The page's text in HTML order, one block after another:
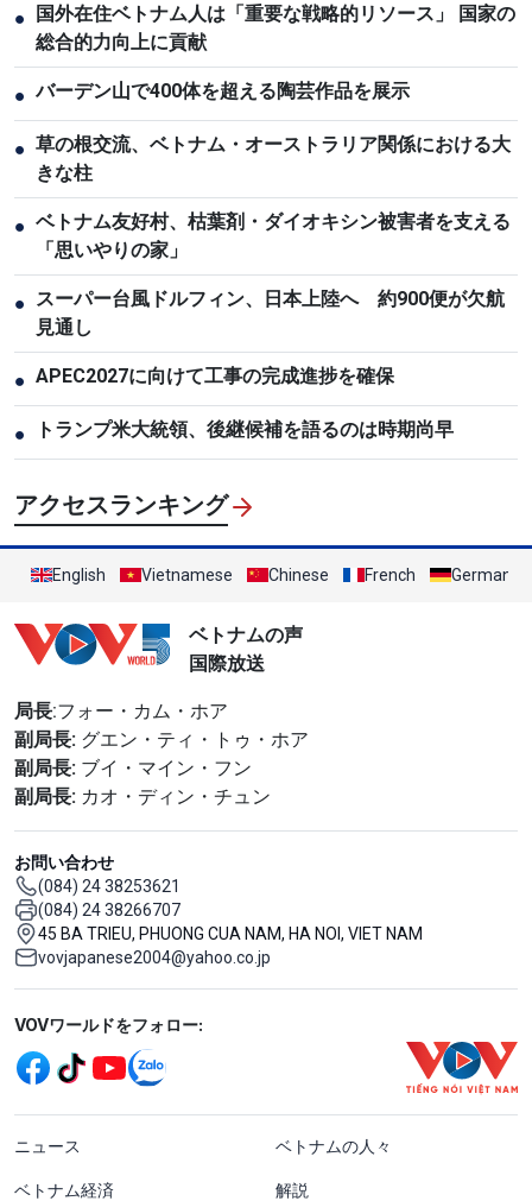
●
国外在住ベトナム人は「重要な戦略的リソース」 国家の
総合的力向上に貢献
● バーデン山で400体を超える陶芸作品を展示
● 草の根交流、ベトナム・オーストラリア関係における大
きな柱
● ベトナム友好村、枯葉剤・ダイオキシン被害者を支える
「思いやりの家」
●
スーパー台風ドルフィン、日本上陸へ 約900便が欠航
見通し
● APEC2027に向けて工事の完成進捗を確保
● トランプ米大統領、後継候補を語るのは時期尚早
アクセスランキング
English Vietnamese Chinese French German
ベトナムの声
国際放送
局長:フォー・カム・ホア
副局長: グエン・ティ・トゥ・ホア
副局長: ブイ・マイン・フン
副局長: カオ・ディン・チュン
お問い合わせ
(084) 24 38253621
(084) 24 38266707
45 BA TRIEU, PHUONG CUA NAM, HA NOI, VIET NAM
vovjapanese2004@yahoo.co.jp
Mạng xã hội
VOVワールドをフォロー:
menu footer tiếng Nhật
ニュース ベトナムの人々
ベトナム経済 解説